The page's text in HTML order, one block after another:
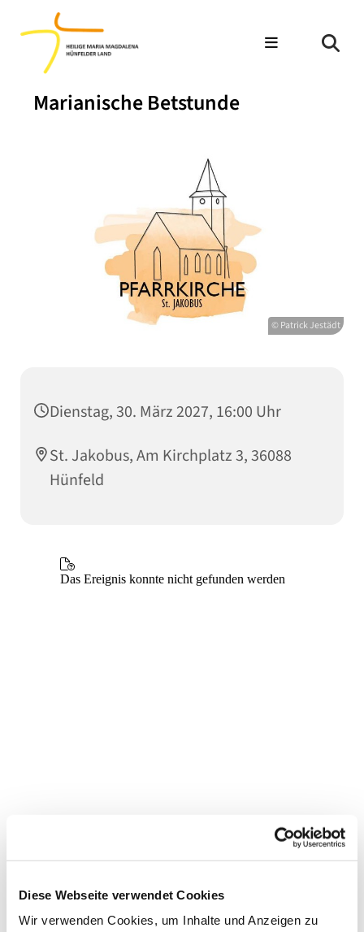
Diese Webseite verwendet Cookies
Wir verwenden Cookies, um Inhalte und Anzeigen zu
Marianische Betstunde
© Patrick Jestädt
Dienstag, 30. März 2027, 16:00 Uhr
St. Jakobus, Am Kirchplatz 3, 36088
Hünfeld
Dies könnte Sie auch
interessieren